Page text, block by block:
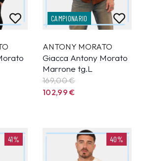
CAMPIONARIO
ANTONY MORATO
Giacca Antony Morato
Marrone tg.L
169,00 €
102,99€
41% 40%